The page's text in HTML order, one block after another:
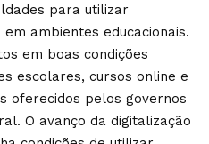
para utilizar
ambientes educacionais.
em boas condições
escolares, cursos online e
oferecidos pelos governos
O avanço da digitalização